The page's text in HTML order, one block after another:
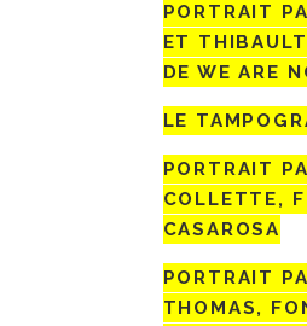
PORTRAIT
ET
DE WE ARE
LE
PORTRAIT
COLLETTE,
CASAROSA
PORTRAIT
THOMAS,